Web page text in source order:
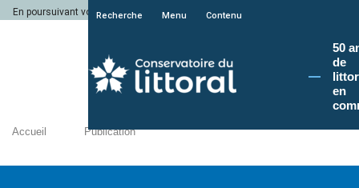
En poursuivant votre navigation sur le site du Conservatoire du littoral, vous
Recherche Menu Contenu
50
de
en
Accueil Publication